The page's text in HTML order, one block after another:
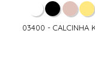
03400 - CALCINHA